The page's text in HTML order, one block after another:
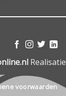
Realisatie
voorwaarden